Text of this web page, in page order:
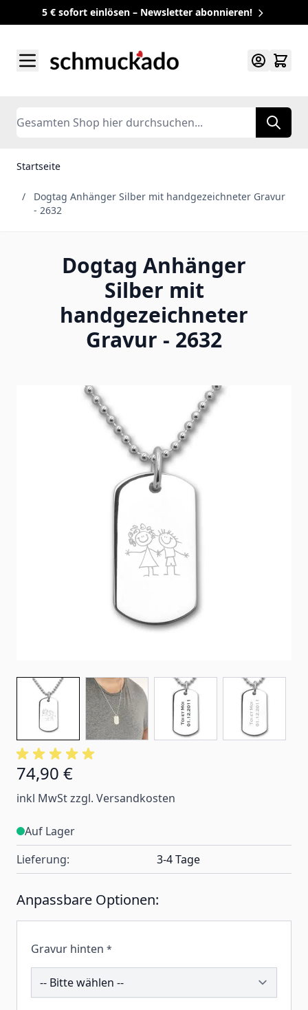
5 € sofort einlösen – Newsletter abonnieren!
Search
Startseite
/
Dogtag Anhänger Silber mit handgezeichneter Gravur
- 2632
Dogtag Anhänger
Silber mit
handgezeichneter
Gravur - 2632
74,90 €
inkl MwSt zzgl. Versandkosten
Auf Lager
Lieferung:
3-4 Tage
Anpassbare Optionen:
Gravur hinten *
206150